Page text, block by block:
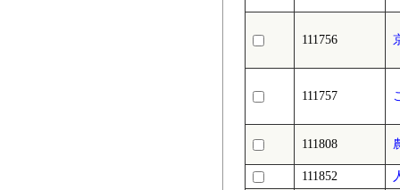
111756
111757
111808
111852